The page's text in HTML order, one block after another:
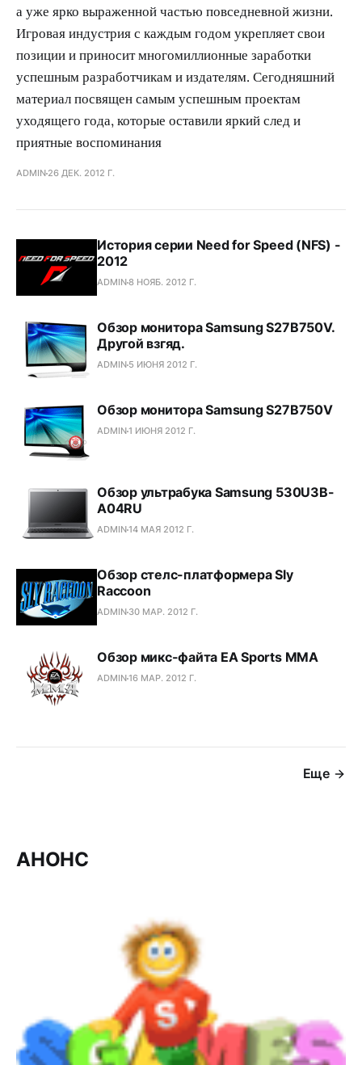
а уже ярко выраженной частью повседневной жизни.
Игровая индустрия с каждым годом укрепляет свои
позиции и приносит многомиллионные заработки
успешным разработчикам и издателям. Сегодняшний
материал посвящен самым успешным проектам
уходящего года, которые оставили яркий след и
приятные воспоминания
ADMIN 26 ДЕК. 2012 Г.
История серии Need for Speed (NFS) -
2012
ADMIN8 НОЯБ. 2012 Г.
Обзор монитора Samsung S27B750V.
Другой взгяд.
ADMIN 5 ИЮНЯ 2012 Г.
Обзор монитора Samsung S27B750V
ADMIN1 ИЮНЯ 2012 Г.
Обзор ультрабука Samsung 530U3B-
A04RU
ADMIN14 МАЯ 2012 Г.
Обзор стелс-платформера Sly
Raccoon
ADMIN 30 МАР. 2012 Г.
Обзор микс-файта EA Sports MMA
ADMIN16 МАР. 2012 Г.
Еще
АНОНС